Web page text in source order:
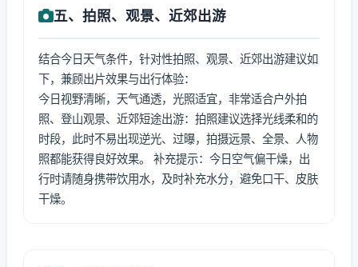
五、拍照、观景、近郊出游
结合今日天气条件，针对性拍照、观景、近郊出游建议如
下，兼顾出片效果与出行体验：
今日视野清晰，天气通透，光照适宜，非常适合户外拍
照、登山观景、近郊短途出游：拍照建议选择光线柔和的
时段，此时不易出现逆光、过曝，拍摄远景、全景、人物
照都能获得良好效果。 补充提示：今日空气偏干燥，出
行时请随身携带饮用水，及时补充水分，避免口干、皮肤
干燥。